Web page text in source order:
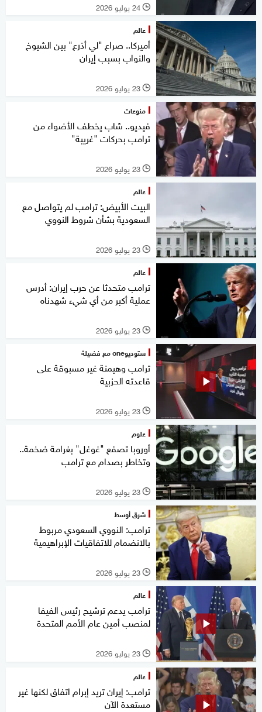
l 24 يوليو 2026
عالم
أميركا.. صراع "لي أذرع" بين الشيوخ
والنواب بسبب إيران
l 23 يوليو 2026
منوعات
فيديو.. شاب يخطف الأضواء من
ترامب بحركات "غريبة"
l 23 يوليو 2026
عالم
البيت الأبيض: ترامب لم يتواصل مع
السعودية بشأن شروط النووي
l 23 يوليو 2026
عالم
ترامب متحدثا عن حرب إيران: أدرس
عملية أكبر من أي شيء شهدناه
l 23 يوليو 2026
ستوديوone مع فضيلة
ترامب وهيمنة غير مسبوقة على
قاعدته الحزبية
l 23 يوليو 2026
علوم
أوروبا تصفع "غوغل" بغرامة ضخمة..
وتخاطر بصدام مع ترامب
l 23 يوليو 2026
شرق أوسط
ترامب: النووي السعودي مربوط
بالانضمام للاتفاقيات الإبراهيمية
l 23 يوليو 2026
عالم
ترامب يدعم ترشيح رئيس الفيفا
لمنصب أمين عام الأمم المتحدة
l 23 يوليو 2026
عالم
ترامب: إيران تريد إبرام اتفاق لكنها غير
مستعدة الآن